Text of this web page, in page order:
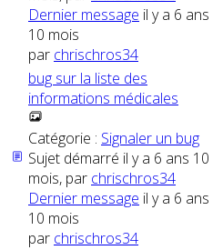
Dernier message il y a 6 ans
10 mois
par chrischros34
bug sur la liste des
informations médicales
Catégorie : Signaler un bug
Sujet démarré il y a 6 ans 10
mois, par chrischros34
Dernier message il y a 6 ans
10 mois
par chrischros34